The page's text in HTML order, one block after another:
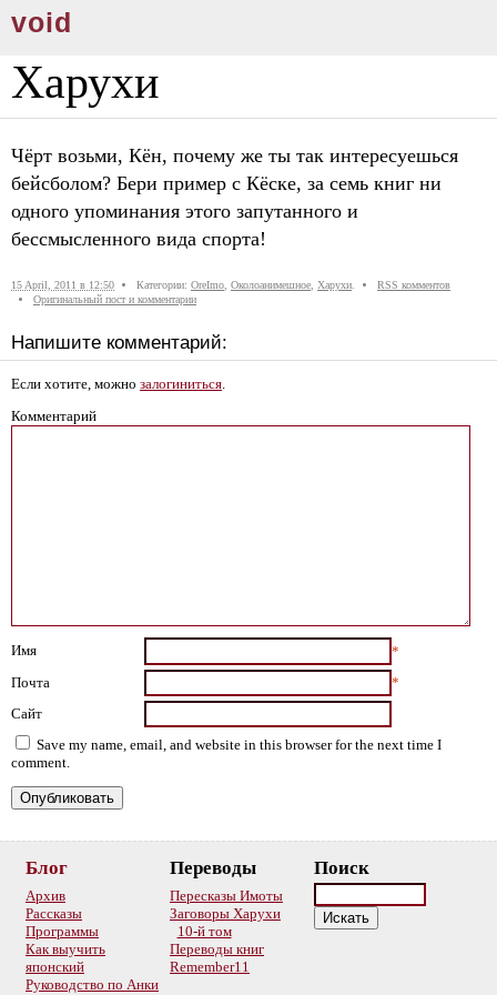
void
Харухи
Чёрт возьми, Кён, почему же ты так интересуешься
бейсболом? Бери пример с Кёске, за семь книг ни
одного упоминания этого запутанного и
бессмысленного вида спорта!
15 April, 2011 в 12:50 Категории: OreImo Околоанимешное Харухи
RSS комментов
Оригинальный пост и комментарии
Напишите комментарий:
Если хотите, можно залогиниться.
Комментарий
Имя
*
Почта
*
Сайт
Save my name, email, and website in this browser for the next time I
comment.
Блог
Архив
Рассказы
Программы
Как выучить
японский
Руководство по Анки
Переводы
Пересказы Имоты
Заговоры Харухи
10-й том
Переводы книг
Remember11
Поиск